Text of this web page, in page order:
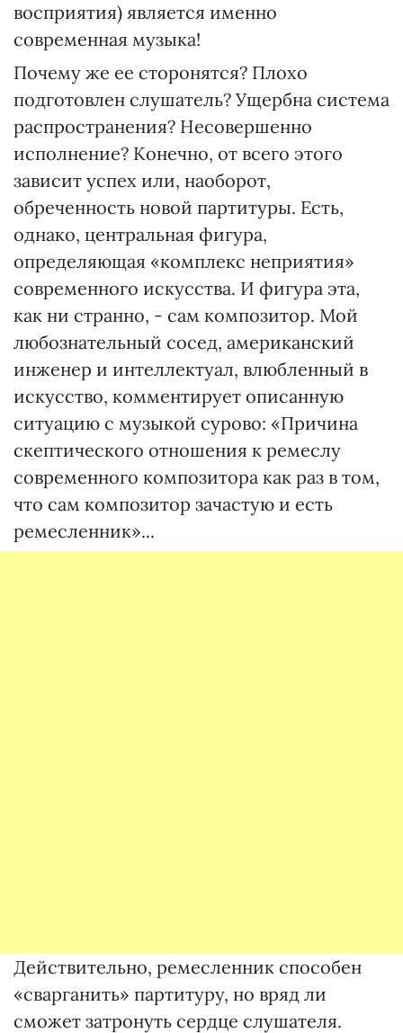
восприятия) является именно
современная музыка!
Почему же ее сторонятся? Плохо
подготовлен слушатель? Ущербна система
распространения? Несовершенно
исполнение? Конечно, от всего этого
зависит успех или, наоборот,
обреченность новой партитуры. Есть,
однако, центральная фигура,
определяющая «комплекс неприятия»
современного искусства. И фигура эта,
как ни странно, - сам композитор. Мой
любознательный сосед, американский
инженер и интеллектуал, влюбленный в
искусство, комментирует описанную
ситуацию с музыкой сурово: «Причина
скептического отношения к ремеслу
современного композитора как раз в том,
что сам композитор зачастую и есть
ремесленник»...
Действительно, ремесленник способен
«сварганить» партитуру, но вряд ли
сможет затронуть сердце слушателя.